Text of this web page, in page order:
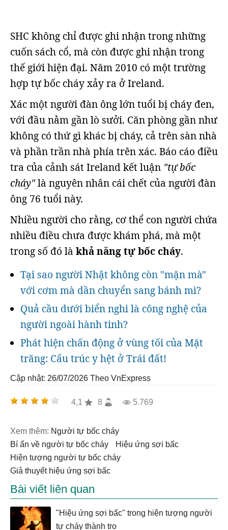
SHC không chỉ được ghi nhận trong những
cuốn sách cổ, mà còn được ghi nhận trong
thế giới hiện đại. Năm 2010 có một trường
hợp tự bốc cháy xảy ra ở Ireland.
Xác một người đàn ông lớn tuổi bị cháy đen,
với đầu nằm gần lò sưởi. Căn phòng gần như
không có thứ gì khác bị cháy, cả trên sàn nhà
và phần trần nhà phía trên xác. Báo cáo điều
tra của cảnh sát Ireland kết luận "tự bốc
cháy"là nguyên nhân cái chết của người đàn
ông 76 tuổi này.
Nhiều người cho rằng, cơ thể con người chứa
nhiều điều chưa được khám phá, mà một
trong số đó là khả năng tự bốc cháy.
Tại sao người Nhật không còn "mặn mà"
với cơm mà dần chuyển sang bánh mì?
Quả cầu dưới biển nghi là công nghệ của
người ngoài hành tinh?
Phát hiện chấn động ở vùng tối của Mặt
trăng: Cấu trúc y hệt ở Trái đất!
Cập nhật: 26/07/2026 Theo VnExpress
4,1 8 5.769
Xem thêm:
người tự bốc cháy
bí ẩn về người tự bốc cháy
hiệu ứng sợi bấc
hiện tượng người tự bốc cháy
giả thuyết hiệu ứng sợi bấc
Bài viết liên quan
"Hiệu ứng sợi bấc" trong hiện tượng người
tự cháy thành tro